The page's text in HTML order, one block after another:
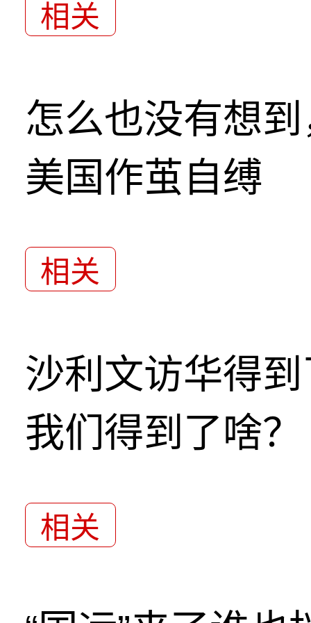
相关
怎么也没有想
美国作茧自缚
相关
沙利文访华得
我们得到了啥？
相关